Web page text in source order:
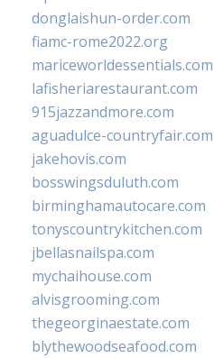
donglaishun-order.com
fiamc-rome2022.org
mariceworldessentials.com
lafisheriarestaurant.com
915jazzandmore.com
aguadulce-countryfair.com
jakehovis.com
bosswingsduluth.com
birminghamautocare.com
tonyscountrykitchen.com
jbellasnailspa.com
mychaihouse.com
alvisgrooming.com
thegeorginaestate.com
blythewoodseafood.com